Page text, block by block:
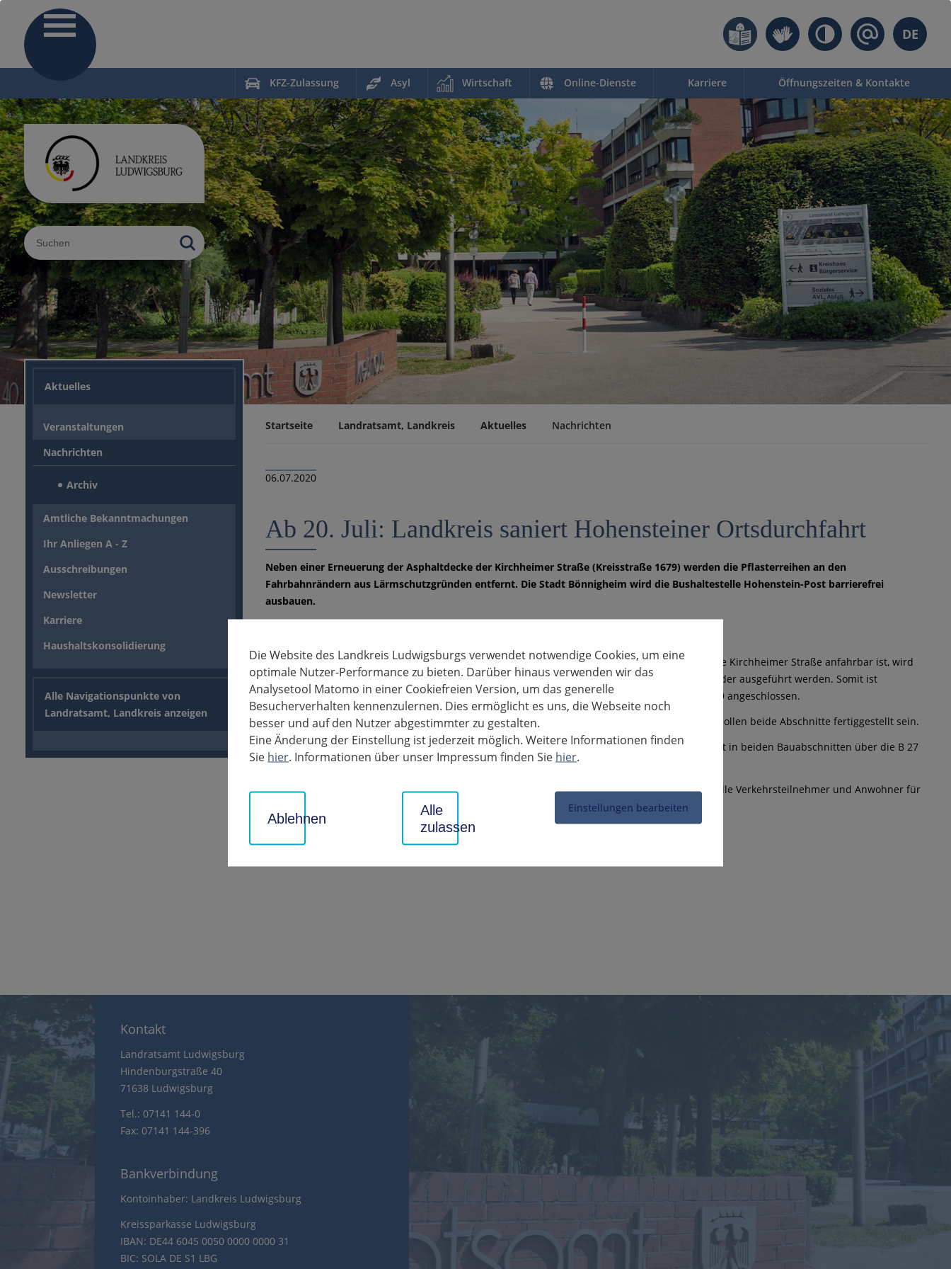
DE
KFZ-Zulassung Asyl Wirtschaft Online-Dienste Karriere Öffnungszeiten & Kontakte
Sucheingabe
Aktuelles
Veranstaltungen
Nachrichten
Archiv
Amtliche Bekanntmachungen
Ihr Anliegen A - Z
Ausschreibungen
Newsletter
Karriere
Haushaltskonsolidierung
Alle Navigationspunkte von
Landratsamt, Landkreis anzeigen
Startseite Landratsamt, Landkreis Aktuelles Nachrichten
06.07.2020
Ab 20. Juli: Landkreis saniert Hohensteiner Ortsdurchfahrt
Neben einer Erneuerung der Asphaltdecke der Kirchheimer Straße (Kreisstraße 1679) werden die Pflasterreihen an den
Fahrbahnrändern aus Lärmschutzgründen entfernt. Die Stadt Bönnigheim wird die Bushaltestelle Hohenstein-Post barrierefrei
ausbauen.
Für die Arbeiten muss die Straße voll gesperrt werden. Damit Hohenstein nach wie vor über die Kirchheimer Straße anfahrbar ist, wird
die Maßnahme in etwa auf Höhe der Dorfkirche in zwei Bauabschnitte unterteilt, die nacheinander ausgeführt werden. Somit ist
Hohenstein immer aus einer Richtung – entweder Bönnigheim oder Kirchheim – über die K 1679 angeschlossen.
Der erste Bauabschnitt beginnt voraussichtlich am 20. Juli. Spätestens Ende der Sommerferien sollen beide Abschnitte fertiggestellt sein.
Eine überörtliche Umleitung zwischen Kirchheim und Bönnigheim ist ausgeschildert. Diese führt in beiden Bauabschnitten über die B 27
und die L 2254.
Für die Maßnahme hat der Landkreis rund 170 000 Euro bereitgestellt. Das Landratsamt bittet alle Verkehrsteilnehmer und Anwohner für
die Behinderungen und Einschränkungen durch die Vollsperrung um Verständnis.
zurück
Kontakt
Landratsamt Ludwigsburg
Hindenburgstraße 40
71638 Ludwigsburg
Tel.: 07141 144-0
Fax: 07141 144-396
Bankverbindung
Kontoinhaber: Landkreis Ludwigsburg
Kreissparkasse Ludwigsburg
IBAN: DE44 6045 0050 0000 0000 31
BIC: SOLA DE S1 LBG
Die Website des Landkreis Ludwigsburgs verwendet notwendige Cookies, um eine
optimale Nutzer-Performance zu bieten. Darüber hinaus verwenden wir das
Analysetool Matomo in einer Cookiefreien Version, um das generelle
Besucherverhalten kennenzulernen. Dies ermöglicht es uns, die Webseite noch
besser und auf den Nutzer abgestimmter zu gestalten.
Eine Änderung der Einstellung ist jederzeit möglich. Weitere Informationen finden
Sie hier. Informationen über unser Impressum finden Sie hier.
Einstellungen bearbeiten
Ablehnen
Alle
zulassen